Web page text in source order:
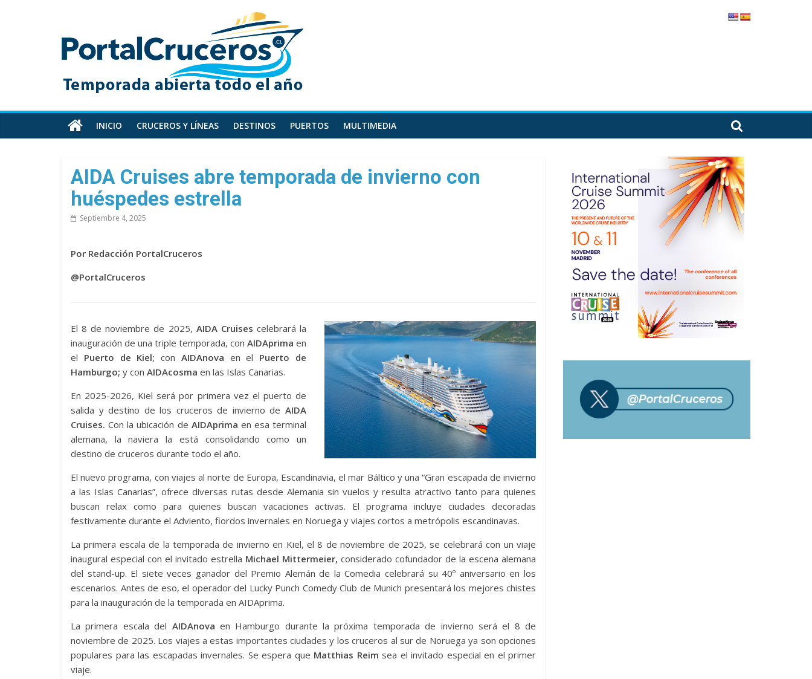
PortalCruceros
Toda
información
cruceros
en
un
sitio
INICIO CRUCEROS Y LÍNEAS DESTINOS PUERTOS MULTIMEDIA
AIDA Cruises abre temporada de invierno con
huéspedes estrella
Septiembre 4, 2025
Por Redacción PortalCruceros
@PortalCruceros
El 8 de noviembre de 2025, AIDA Cruises celebrará la
inauguración de una triple temporada, con AIDAprima en
el Puerto de Kiel; con AIDAnova en el Puerto de
Hamburgo; y con AIDAcosma en las Islas Canarias.
En 2025-2026, Kiel será por primera vez el puerto de
salida y destino de los cruceros de invierno de AIDA
Cruises. Con la ubicación de AIDAprima en esa terminal
alemana, la naviera la está consolidando como un
destino de cruceros durante todo el año.
El nuevo programa, con viajes al norte de Europa, Escandinavia, el mar Báltico y una “Gran escapada de invierno
a las Islas Canarias”, ofrece diversas rutas desde Alemania sin vuelos y resulta atractivo tanto para quienes
buscan relax como para quienes buscan vacaciones activas. El programa incluye ciudades decoradas
festivamente durante el Adviento, fiordos invernales en Noruega y viajes cortos a metrópolis escandinavas.
La primera escala de la temporada de invierno en Kiel, el 8 de noviembre de 2025, se celebrará con un viaje
inaugural especial con el invitado estrella Michael Mittermeier, considerado cofundador de la escena alemana
del stand-up. El siete veces ganador del Premio Alemán de la Comedia celebrará su 40º aniversario en los
escenarios. Antes de eso, el operador del Lucky Punch Comedy Club de Munich presentará los mejores chistes
para la inauguración de la temporada en AIDAprima.
La primera escala del AIDAnova en Hamburgo durante la próxima temporada de invierno será el 8 de
noviembre de 2025. Los viajes a estas importantes ciudades y los cruceros al sur de Noruega ya son opciones
populares para las escapadas invernales. Se espera que Matthias Reim sea el invitado especial en el primer
viaje.